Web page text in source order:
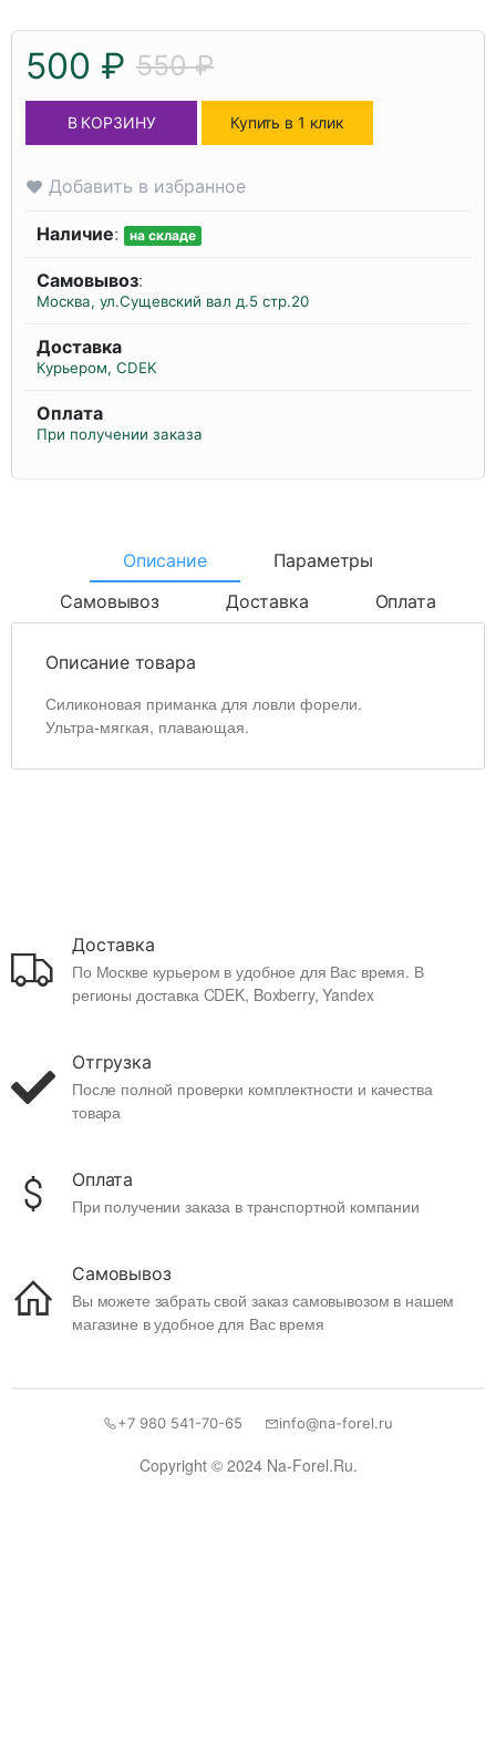
500 ₽ 550 ₽
В КОРЗИНУ Купить в 1 клик
Добавить в избранное
Наличие: на складе
Самовывоз:
Москва, ул.Сущевский вал д.5 стр.20
Доставка
Курьером, CDEK
Оплата
При получении заказа
Описание
Параметры
Самовывоз
Доставка Оплата
Описание товара
Силиконовая приманка для ловли форели.
Ультра-мягкая, плавающая.
Доставка
По Москве курьером в удобное для Вас время. В
регионы доставка CDEK, Boxberry, Yandex
Отгрузка
После полной проверки комплектности и качества
товара
Оплата
При получении заказа в транспортной компании
Самовывоз
Вы можете забрать свой заказ самовывозом в нашем
магазине в удобное для Вас время
Copyright © 2024 Na-Forel.Ru.
+7 980 541-70-65 info@na-forel.ru